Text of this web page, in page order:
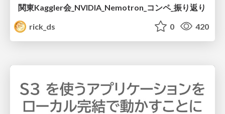
関東Kaggler会_NVIDIA_Nemotron_コンペ_振り返り
rick_ds
0 420